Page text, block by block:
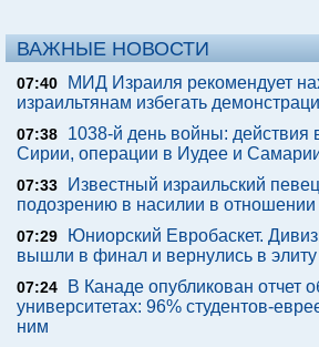
ВАЖНЫЕ НОВОСТИ
07:40
МИД Израиля рекомендует
израильтянам избегать
07:38
1038-й день войны: действия
Сирии, операции в Иудее и
07:33
Известный израильский
подозрению в насилии в
07:29
Юниорский Евробаскет.
вышли в финал и вернулись в элиту
07:24
В Канаде опубликован отчет
университетах: 96% студентов-
ним